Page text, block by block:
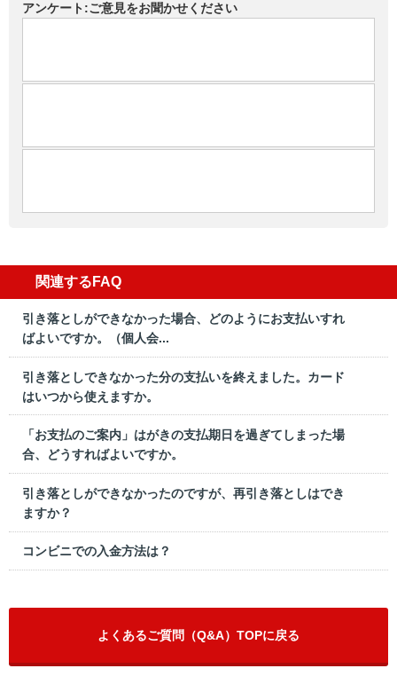
アンケート:ご意見をお聞かせください
関連するFAQ
引き落としができなかった場合、どのようにお支払いすれ
ばよいですか。（個人会...
引き落としできなかった分の支払いを終えました。カード
はいつから使えますか。
「お支払のご案内」はがきの支払期日を過ぎてしまった場
合、どうすればよいですか。
引き落としができなかったのですが、再引き落としはでき
ますか？
コンビニでの入金方法は？
よくあるご質問（Q&A）TOPに戻る